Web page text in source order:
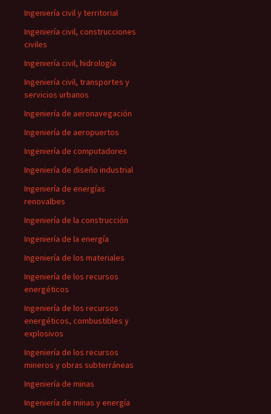
Ingeniería civil y territorial
Ingeniería civil, construcciones
civiles
Ingeniería civil, hidrología
Ingeniería civil, transportes y
servicios urbanos
Ingeniería de aeronavegación
Ingeniería de aeropuertos
Ingeniería de computadores
Ingeniería de diseño industrial
Ingeniería de energías
renovalbes
Ingeniería de la construcción
Ingeniería de la energía
Ingeniería de los materiales
Ingeniería de los recursos
energéticos
Ingeniería de los recursos
energéticos, combustibles y
explosivos
Ingeniería de los recursos
mineros y obras subterráneas
Ingeniería de minas
Ingeniería de minas y energía